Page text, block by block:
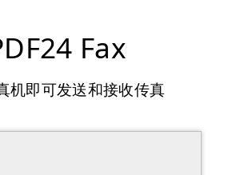
Fax
机即可发送和接收传真